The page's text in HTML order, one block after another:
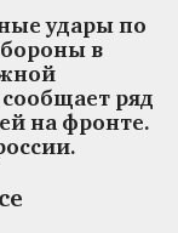
удары по
в
ряд
на фронте.